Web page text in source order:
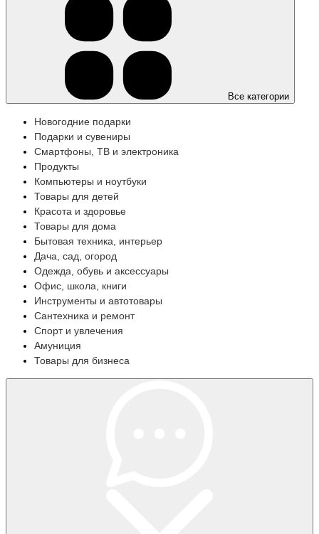
Все категории
Новогодние подарки
Подарки и сувениры
Смартфоны, ТВ и электроника
Продукты
Компьютеры и ноутбуки
Товары для детей
Красота и здоровье
Товары для дома
Бытовая техника, интерьер
Дача, сад, огород
Одежда, обувь и аксессуары
Офис, школа, книги
Инструменты и автотовары
Сантехника и ремонт
Спорт и увлечения
Амуниция
Товары для бизнеса